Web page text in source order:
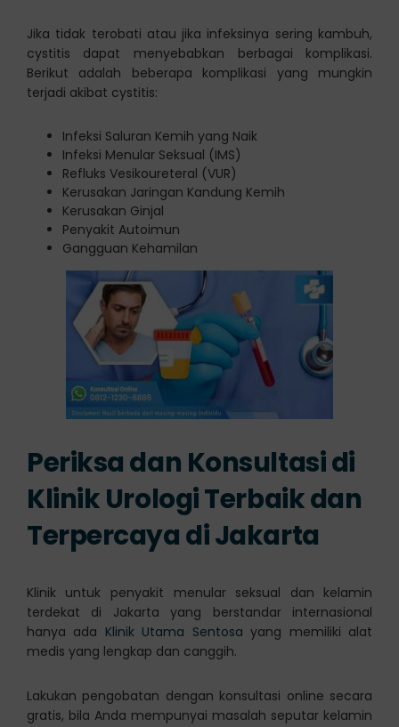
Jika tidak terobati atau jika infeksinya sering kambuh,
cystitis dapat menyebabkan berbagai komplikasi.
Berikut adalah beberapa komplikasi yang mungkin
terjadi akibat cystitis:
Infeksi Saluran Kemih yang Naik
Infeksi Menular Seksual (IMS)
Refluks Vesikoureteral (VUR)
Kerusakan Jaringan Kandung Kemih
Kerusakan Ginjal
Penyakit Autoimun
Gangguan Kehamilan
Periksa dan Konsultasi di
Klinik Urologi Terbaik dan
Terpercaya di Jakarta
Klinik untuk penyakit menular seksual dan kelamin
terdekat di Jakarta yang berstandar internasional
hanya ada Klinik Utama Sentosa yang memiliki alat
medis yang lengkap dan canggih.
Lakukan pengobatan dengan konsultasi online secara
gratis, bila Anda mempunyai masalah seputar kelamin